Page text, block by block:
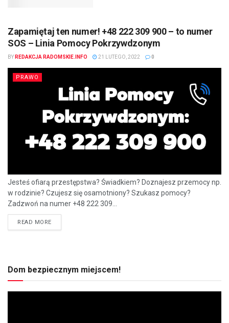
Zapamiętaj ten numer! +48 222 309 900 – to numer
SOS – Linia Pomocy Pokrzywdzonym
BY REDAKCJA RADOMSKIE.INFO 21 LUTEGO, 2022 0
PRAWO
Jesteś ofiarą przestępstwa? Świadkiem? Doznajesz przemocy np.
w rodzinie? Czujesz się osamotniony? Szukasz pomocy?
Zadzwoń na numer +48 222 309...
READ MORE
Dom bezpiecznym miejscem!